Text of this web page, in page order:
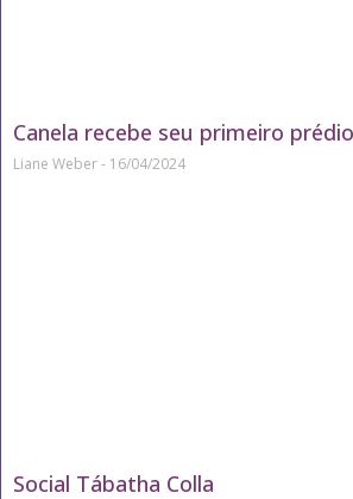
Canela recebe seu primeiro
Liane Weber 16/04/2024
Social Tábatha Colla